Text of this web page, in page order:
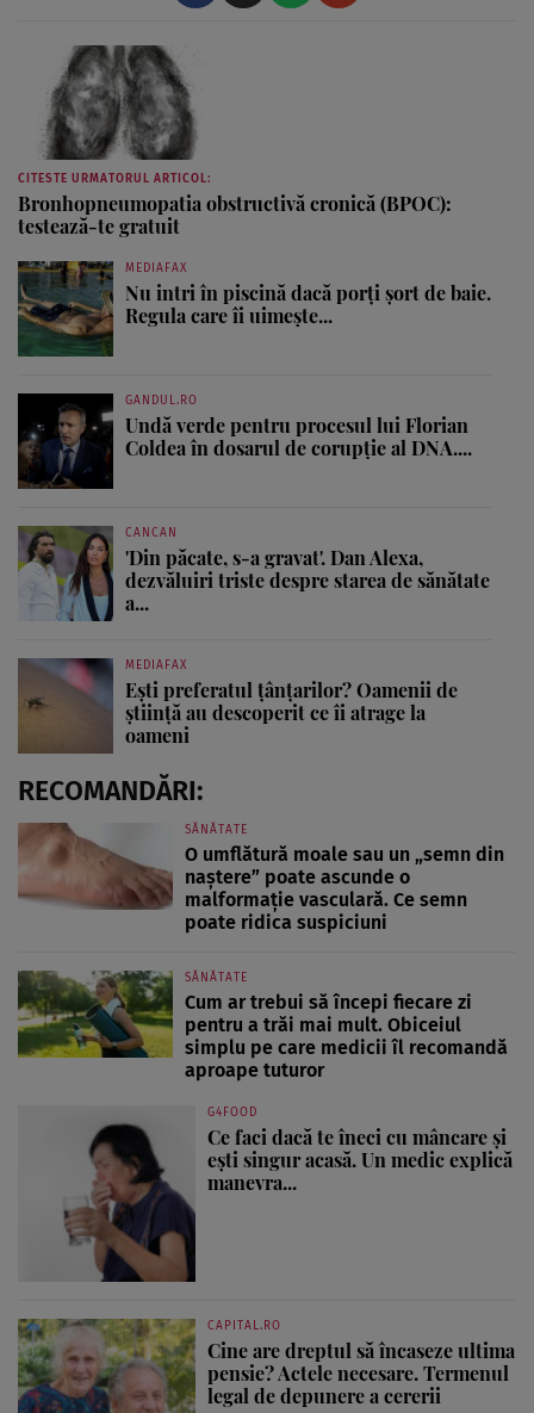
CITESTE URMATORUL ARTICOL:
Bronhopneumopatia obstructivă cronică (BPOC):
testează-te gratuit
MEDIAFAX
Nu intri în piscină dacă porți șort de baie.
Regula care îi uimește...
GANDUL.RO
Undă verde pentru procesul lui Florian
Coldea în dosarul de corupție al DNA....
CANCAN
'Din păcate, s-a gravat'. Dan Alexa,
dezvăluiri triste despre starea de sănătate
a...
MEDIAFAX
Ești preferatul țânțarilor? Oamenii de
știință au descoperit ce îi atrage la
oameni
RECOMANDĂRI:
SĂNĂTATE
O umflătură moale sau un „semn din
naștere” poate ascunde o
malformație vasculară. Ce semn
poate ridica suspiciuni
SĂNĂTATE
Cum ar trebui să începi fiecare zi
pentru a trăi mai mult. Obiceiul
simplu pe care medicii îl recomandă
aproape tuturor
G4FOOD
Ce faci dacă te îneci cu mâncare și
ești singur acasă. Un medic explică
manevra...
CAPITAL.RO
Cine are dreptul să încaseze ultima
pensie? Actele necesare. Termenul
legal de depunere a cererii